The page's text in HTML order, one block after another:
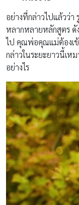
อย่างที่กล่าวไปแล้วว่า
หลากหลายหลักสูตร ดั
ไป คุณพ่อคุณแม่ต้องเข้
กล่าวในระยะยาวนี้เห
อย่างไร